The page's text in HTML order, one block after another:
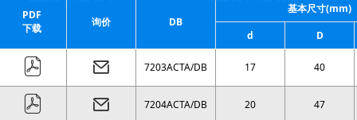
PDF
下载
询价 DB
基本尺寸(mm)
d
D
7203ACTA/DB 17 40
7204ACTA/DB 20 47